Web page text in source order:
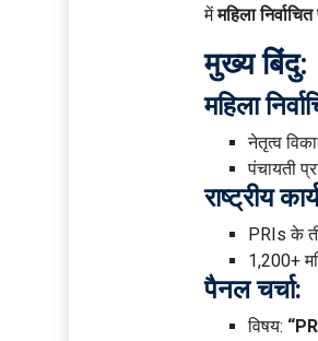
मेंमहिला
मुख्य बिंदु:
महिला
नेतृत्व
पंचायती
राष्ट्रीय
PRIs के
1,200+
पैनल चर्चा:
विषय: